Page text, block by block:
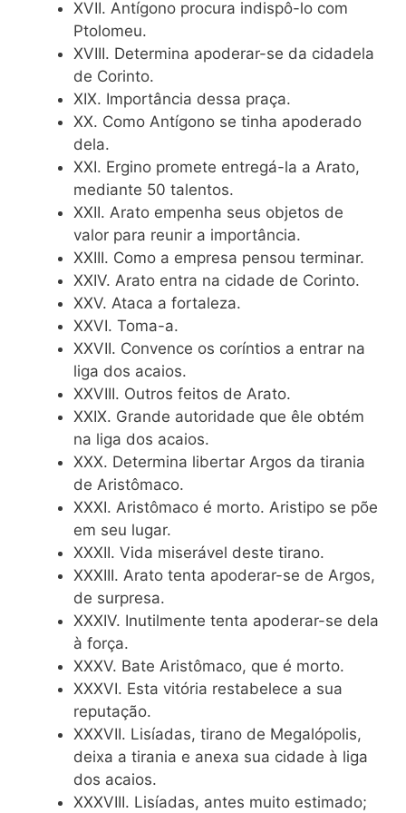
XVII. Antígono procura indispô-lo com
Ptolomeu.
XVIII. Determina apoderar-se da cidadela
de Corinto.
XIX. Importância dessa praça.
XX. Como Antígono se tinha apoderado
dela.
XXI. Ergino promete entregá-la a Arato,
mediante 50 talentos.
XXII. Arato empenha seus objetos de
valor para reunir a importância.
XXIII. Como a empresa pensou terminar.
XXIV. Arato entra na cidade de Corinto.
XXV. Ataca a fortaleza.
XXVI. Toma-a.
XXVII. Convence os coríntios a entrar na
liga dos acaios.
XXVIII. Outros feitos de Arato.
XXIX. Grande autoridade que êle obtém
na liga dos acaios.
XXX. Determina libertar Argos da tirania
de Aristômaco.
XXXI. Aristômaco é morto. Aristipo se põe
em seu lugar.
XXXII. Vida miserável deste tirano.
XXXIII. Arato tenta apoderar-se de Argos,
de surpresa.
XXXIV. Inutilmente tenta apoderar-se dela
à força.
XXXV. Bate Aristômaco, que é morto.
XXXVI. Esta vitória restabelece a sua
reputação.
XXXVII. Lisíadas, tirano de Megalópolis,
deixa a tirania e anexa sua cidade à liga
dos acaios.
XXXVIII. Lisíadas, antes muito estimado;